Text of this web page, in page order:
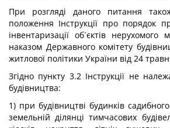
При розгляді даного питання
положення Інструкції про порядок
інвентаризації об´єктів нерухомого
наказом Державного комітету
житлової політики України від 24
Згідно пункту 3.2 Інструкції не
будівництва:
1) при будівництві будинків
земельній ділянці тимчасових